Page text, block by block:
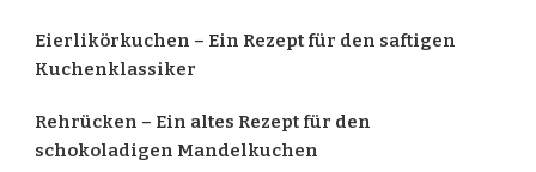
Eierlikörkuchen – Ein Rezept für den saftigen
Kuchenklassiker
Rehrücken – Ein altes Rezept für den
schokoladigen Mandelkuchen